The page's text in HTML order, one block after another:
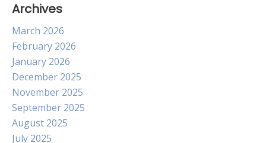
Archives
March 2026
February 2026
January 2026
December 2025
November 2025
September 2025
August 2025
July 2025